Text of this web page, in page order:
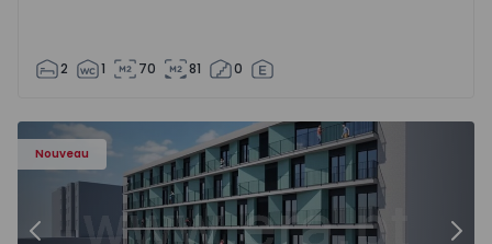
2 1 70 81 0
Nouveau
Appartement T1 Porto, Paranhos - 1575706 - 8